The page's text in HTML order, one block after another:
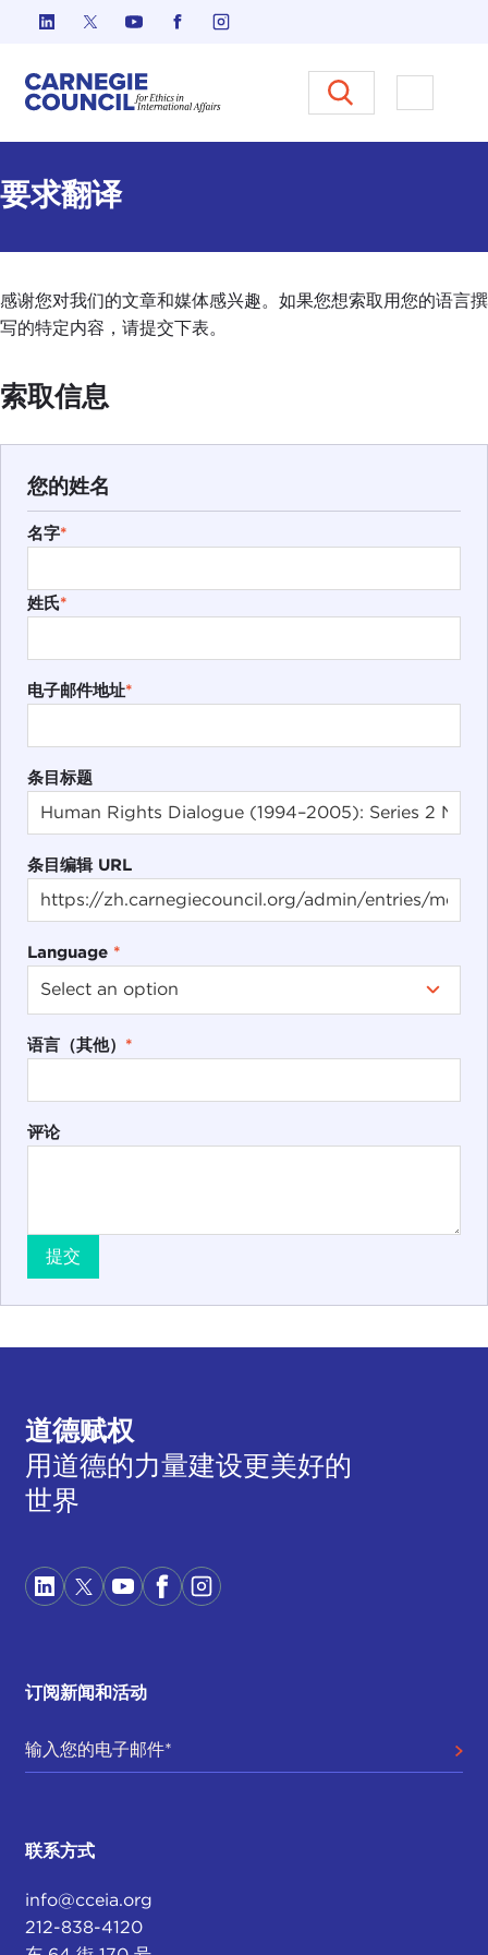
跳至内容
Carnegie Council 国际事务中的
打开菜单
要求翻译
感谢您对我们的文章和媒体感兴趣。如果您想索取用您的语言撰
写的特定内容，请提交下表。
索取信息
您的姓名
名字*
姓氏*
电子邮件地址*
条目标题
条目编辑 URL
Language *
语言（其他） *
评论
提交
道德赋权
用道德的力量建设更美好的
世界
订阅新闻和活动
联系方式
info@cceia.org
212-838-4120